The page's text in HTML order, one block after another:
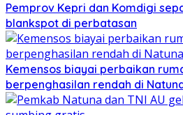
Pemprov Kepri dan Komdigi
blankspot di perbatasan
Kemensos biayai perbaikan
berpenghasilan rendah di